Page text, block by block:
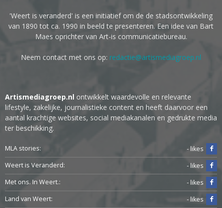
'Weert is veranderd' is een initiatief om de de stadsontwikkeling
van 1890 tot ca. 1990 in beeld te presenteren. Een idee van Bart
Maes oprichter van Art-is communicatiebureau.
Neem contact met ons op: redactie@artismediagroep.nl
Artismediagroep.nl ontwikkelt waardevolle en relevante
lifestyle, zakelijke, journalistieke content en heeft daarvoor een
aantal krachtige websites, social mediakanalen en gedrukte media
ter beschikking.
MLA stories:
- likes
Weert is Veranderd:
- likes
Met ons. In Weert.:
- likes
Land van Weert:
- likes